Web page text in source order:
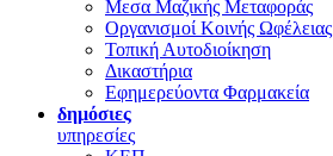
Μεσα Μαζικής Μεταφοράς
Οργανισμοί Κοινής Ωφέλειας
Τοπική Αυτοδιοίκηση
Δικαστήρια
Εφημερεύοντα Φαρμακεία
δημόσιες
υπηρεσίες